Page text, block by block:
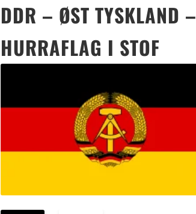
DDR – ØST TYSKLAND –
HURRAFLAG I STOF